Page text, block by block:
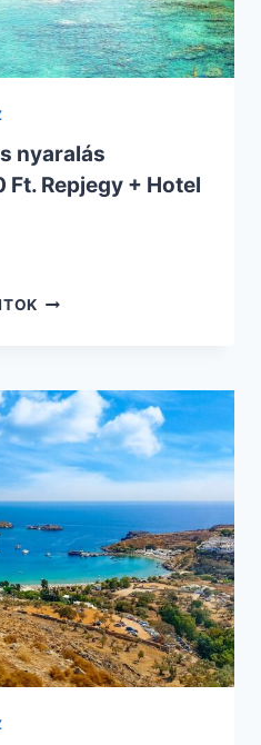
nyaralás
Ft. Repjegy + Hotel
JÚLIUSBAN!
RODOSZON
116.850
FT.
REPJEGY
HOTEL
REGGELIVEL